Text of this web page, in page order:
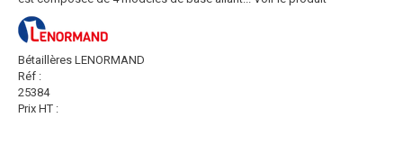
Bétaillères LENORMAND
Réf :
25384
Prix HT :